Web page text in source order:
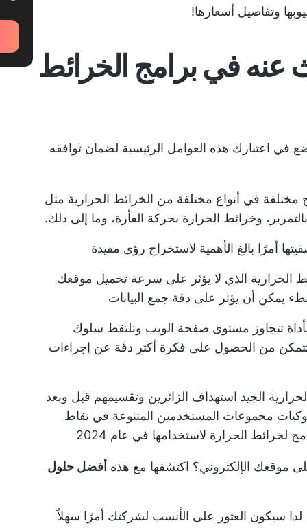
وتفاصيل أسعارها!
عنه في برامج الخرائط
ضع في اعتبارك هذه العوامل الرئيسية لضمان توافقه
في أنواع مختلفة من الخرائط الحرارية مثل
وخرائط الحرارة بحركة الفأرة، وما إلى ذلك.
أمرًا بالغ الأهمية لاستخراج رؤى مفيدة
الحرارية الذي لا يؤثر على سرعة تحميل موقعك
يمكن أن يؤثر على دقة جمع البيانات
تتجاوز مستوى صفحة الويب وتلتقط سلوك
من الحصول على فكرة أكثر دقة عن إجراءات
الجيد استهداف الزائرين وتقسيمهم قبل وبعد
مجموعات المستخدمين المتنوعة في نقاط
موقعك الإلكتروني؟ اكتشفها مع هذه أفضل حلول
سيكون العثور على الأنسب لشركتك أمرًا سهلاً